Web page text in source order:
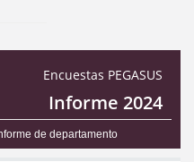
Encuestas PEGASUS
Informe 2024
de departamento